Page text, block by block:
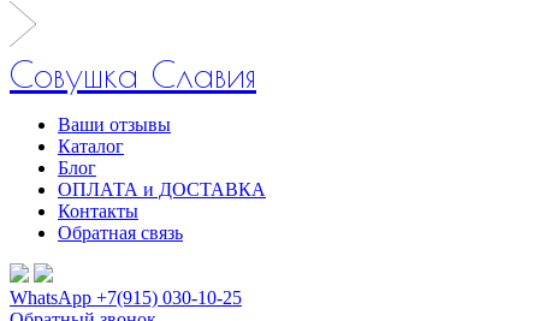
Совушка Славия
Ваши отзывы
Каталог
Блог
ОПЛАТА и ДОСТАВКА
Контакты
Обратная связь
WhatsApp +7(915) 030-10-25